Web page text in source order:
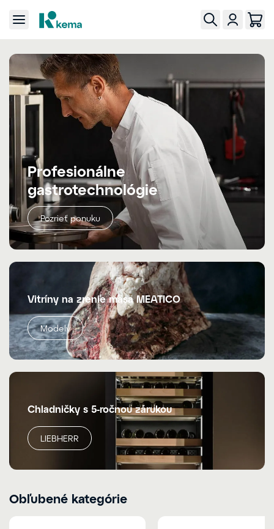
Profesionálne
gastrotechnológie
Pozrieť ponuku
Vitríny na zrenie mäsa MEATICO
Modely
Chladničky s 5-ročnou zárukou
LIEBHERR
Obľubené kategórie